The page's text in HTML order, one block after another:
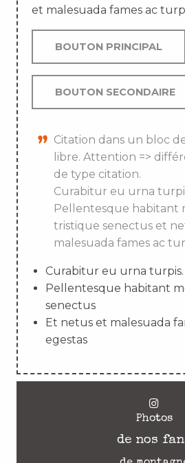
et malesuada fames ac
BOUTON PRINCIPAL
BOUTON SECONDAIRE
Citation dans un bloc
libre. Attention =>
de type citation.
Curabitur eu urna
Pellentesque habitant
tristique senectus et
malesuada fames ac
Curabitur eu urna turpis.
Pellentesque habitant
senectus
Et netus et malesuada
egestas
Photos
de nos